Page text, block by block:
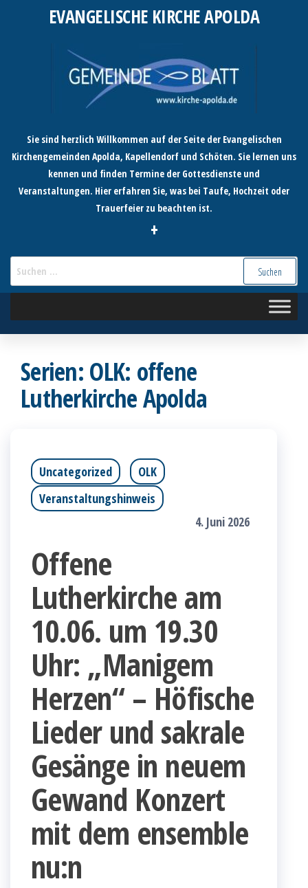
EVANGELISCHE KIRCHE APOLDA
Sie sind herzlich Willkommen auf der Seite der Evangelischen
Kirchengemeinden Apolda, Kapellendorf und Schöten. Sie lernen uns
kennen und finden Termine der Gottesdienste und
Veranstaltungen. Hier erfahren Sie, was bei Taufe, Hochzeit oder
Trauerfeier zu beachten ist.
+
Serien: OLK: offene
Lutherkirche Apolda
Uncategorized
OLK
Veranstaltungshinweis
4. Juni 2026
Offene
Lutherkirche am
10.06. um 19.30
Uhr: „Manigem
Herzen“ – Höfische
Lieder und sakrale
Gesänge in neuem
Gewand Konzert
mit dem ensemble
nu:n